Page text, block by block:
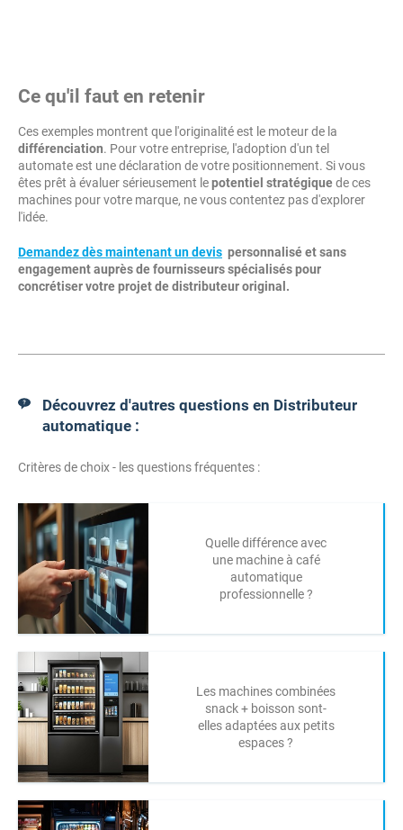
Ce qu'il faut en retenir
Ces exemples montrent que l'originalité est le moteur de la
différenciation. Pour votre entreprise, l'adoption d'un tel
automate est une déclaration de votre positionnement. Si vous
êtes prêt à évaluer sérieusement lepotentiel stratégiquede ces
machines pour votre marque, ne vous contentez pas d'explorer
l'idée.
Demandez dès maintenant un devis personnalisé et sans
engagement auprès de fournisseurs spécialisés pour
concrétiser votre projet de distributeur original.
Découvrez d'autres questions en Distributeur
automatique :
Critères de choix - les questions fréquentes :
Quelle différence avec
une machine à café
automatique
professionnelle ?
Les machines combinées
snack + boisson sont-
elles adaptées aux petits
espaces ?